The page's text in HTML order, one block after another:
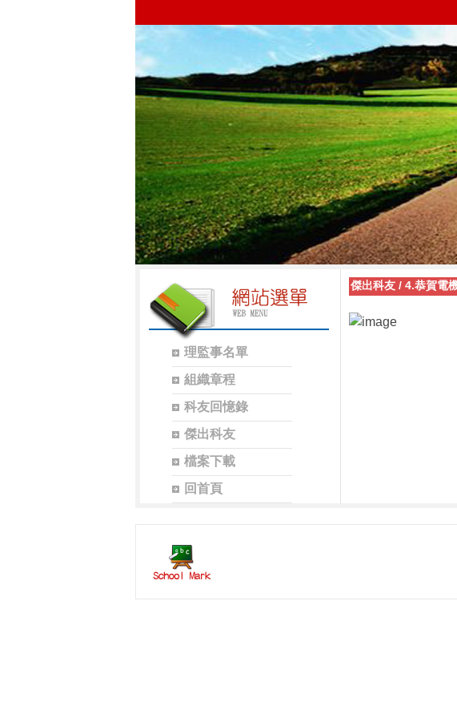
理監事名單
組織章程
科友回憶錄
傑出科友
檔案下載
回首頁
傑出科友/ 4.恭賀電